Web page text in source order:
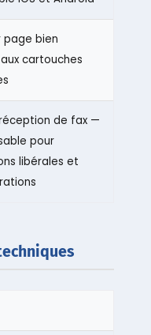
page bien
cartouches
de fax —
pour
libérales et